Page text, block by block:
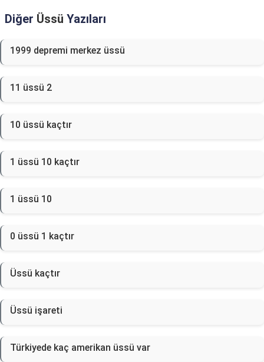
Diğer Üssü Yazıları
1999 depremi merkez üssü
11 üssü 2
10 üssü kaçtır
1 üssü 10 kaçtır
1 üssü 10
0 üssü 1 kaçtır
Üssü kaçtır
Üssü işareti
Türkiyede kaç amerikan üssü var